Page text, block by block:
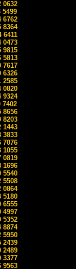
0632
5499
6762
8364
6411
0473
9815
5813
7617
6326
2585
0820
9324
7402
8656
8203
1443
3833
7076
1055
0819
1696
5540
5508
0864
5180
6555
4997
5352
8874
5950
2439
2489
3377
9563